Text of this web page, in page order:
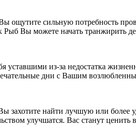
сильную потребность
Рыб Вы можете начать транжирить
из-за недостатка
дни с Вашим
захотите найти лучшую или более
улучшатся. Вас станут ценить